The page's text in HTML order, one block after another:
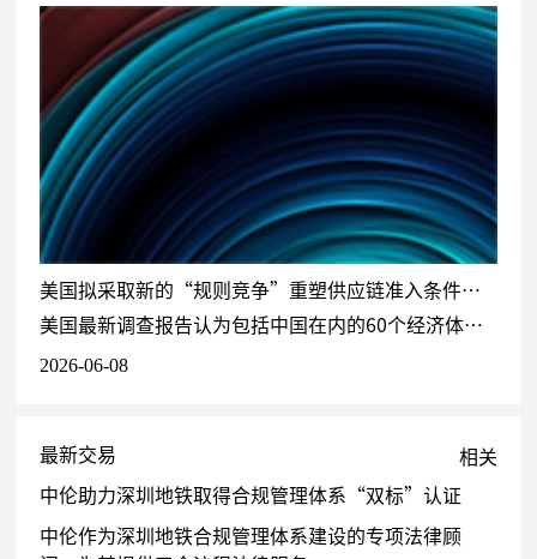
代理国内化工领域的领先企业江苏苏化集团和三家国际知名的投资公
司之间因私募股权投资产生的商业纠纷
代表股东方香港蚬壳电器工业（集团）有限公司在北京当地处理其与
合作公司中国光大地产公司的控制权纠纷
为某全球领先的文化娱乐产业集团及旗下上市公司，提供上市公司控
制权法律风险防控方案与控股股东的债权债务风险防控方案，涉及股
权价值约300亿元人民币
代表某行业领先传媒公司处理其上市前公司控制权问题，该公司为开
曼注册的VIE公司，协助公司对开曼公司、境内公司、境内持股平台
进行股权梳理和控制权方案设计，标的公司估值约60亿元人民币
公司估值约60亿元人民币
代表某北京房地产公司股东处理该公司控制权问题，设计公司控制权
为某国内领先的虚拟货币技术公司股东及高管之间公司控制权系列纠
纷案件提供法律服务，案涉标的股权的价值约40亿元人民币
的公司控制权纠纷，涉案标的额约30亿元人民币
美国拟采取新的“规则竞争”重塑供应链准入条件及对60个经济体加征关税
美国最新调查报告认为包括中国在内的60个经济体存在贸易制度缺陷，对华加征关税及供应链准入条件提高的理由或从贸易逆差转向规则竞争，对此需国家与企业双重应对。
2026-06-08
最新交易 相关
中伦助力深圳地铁取得合规管理体系“双标”认证
中伦作为深圳地铁合规管理体系建设的专项法律顾